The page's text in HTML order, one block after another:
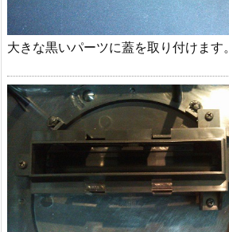
大きな黒いパーツに蓋を取り付けます。